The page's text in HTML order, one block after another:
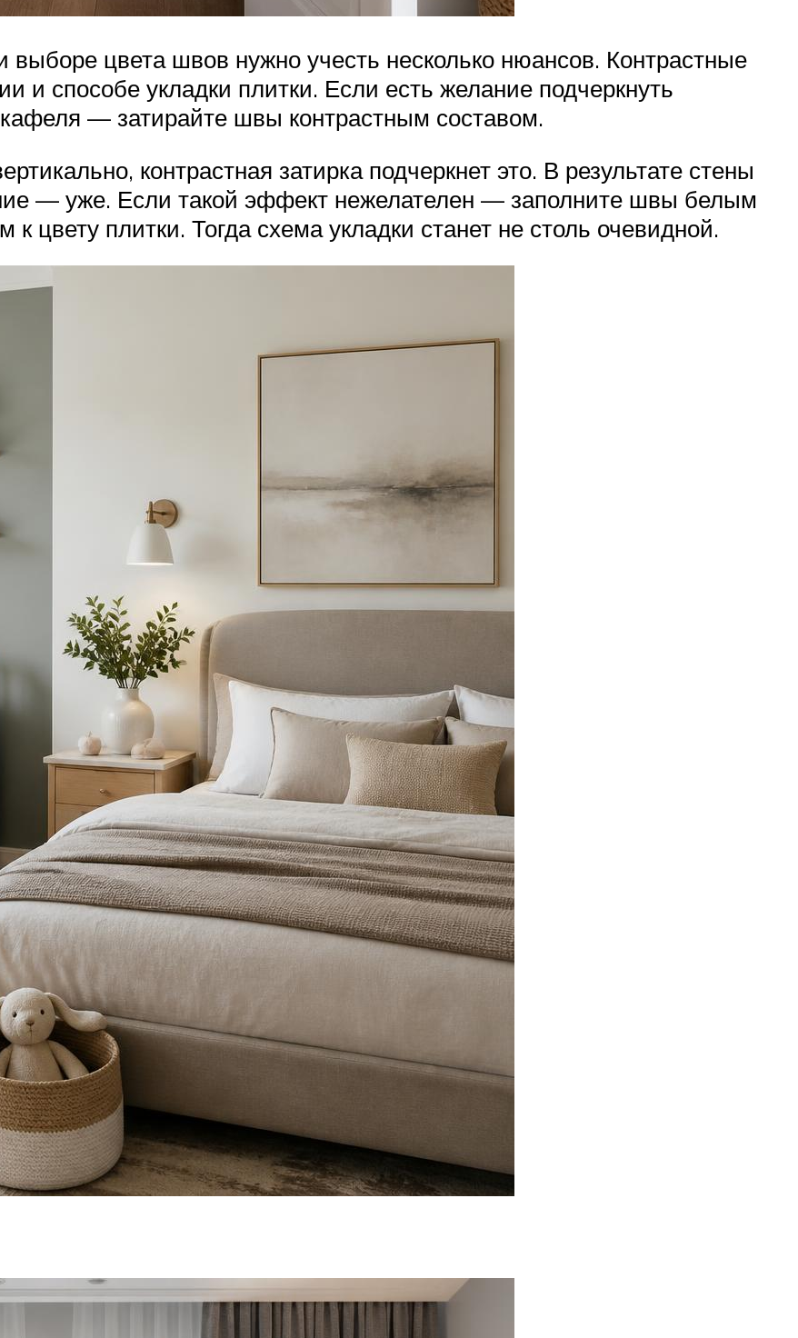
выборе цвета швов нужно учесть несколько нюансов. Контрастные
и способе укладки плитки. Если есть желание подчеркнуть
— затирайте швы контрастным составом.
контрастная затирка подчеркнет это. В результате стены
— уже. Если такой эффект нежелателен — заполните швы белым
цвету плитки. Тогда схема укладки станет не столь очевидной.